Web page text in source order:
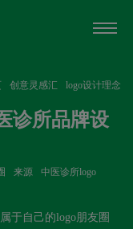
创意灵感汇
logo设计理念
诊所品牌设
来源 中医诊所logo
于自己的logo朋友圈